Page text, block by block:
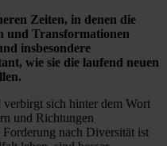
Zeiten, in denen die
und Transformationen
insbesondere
wie sie die laufend neuen
sich hinter dem Wort
und Richtungen
nach Diversität ist